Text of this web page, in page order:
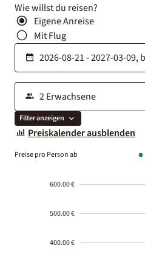
Wie willst du reisen?
Eigene Anreise
Mit Flug
Filter anzeigen
Preiskalender ausblenden
Preise pro Person ab
600.00 €
500.00 €
400.00 €